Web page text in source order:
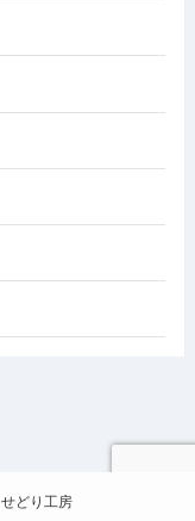
どり工房